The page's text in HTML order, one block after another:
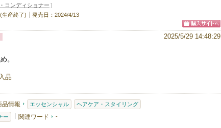
コンディショナー ]
生産終了)
発売日：2024/4/13
2025/5/29 14:48:29
。
品
品情報 エッセンシャル ヘアケア・スタイリング
ー 関連ワード -